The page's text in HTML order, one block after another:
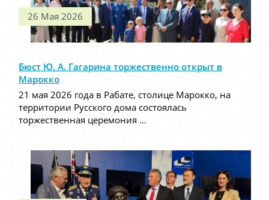
26 Мая 2026
Бюст Ю. А. Гагарина торжественно открыт в
Марокко
21 мая 2026 года в Рабате, столице Марокко, на
территории Русского дома состоялась
торжественная церемония …